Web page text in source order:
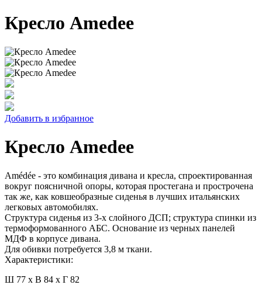
Кресло Amedee
Добавить в избранное
Кресло Amedee
Amédée - это комбинация дивана и кресла, спроектированная
вокруг поясничной опоры, которая простегана и прострочена
так же, как ковшеобразные сиденья в лучших итальянских
легковых автомобилях.
Структура сиденья из 3-х слойного ДСП; структура спинки из
термоформованного АБС. Основание из черных панелей
МДФ в корпусе дивана.
Для обивки потребуется 3,8 м ткани.
Характеристики:
Ш 77 x В 84 x Г 82